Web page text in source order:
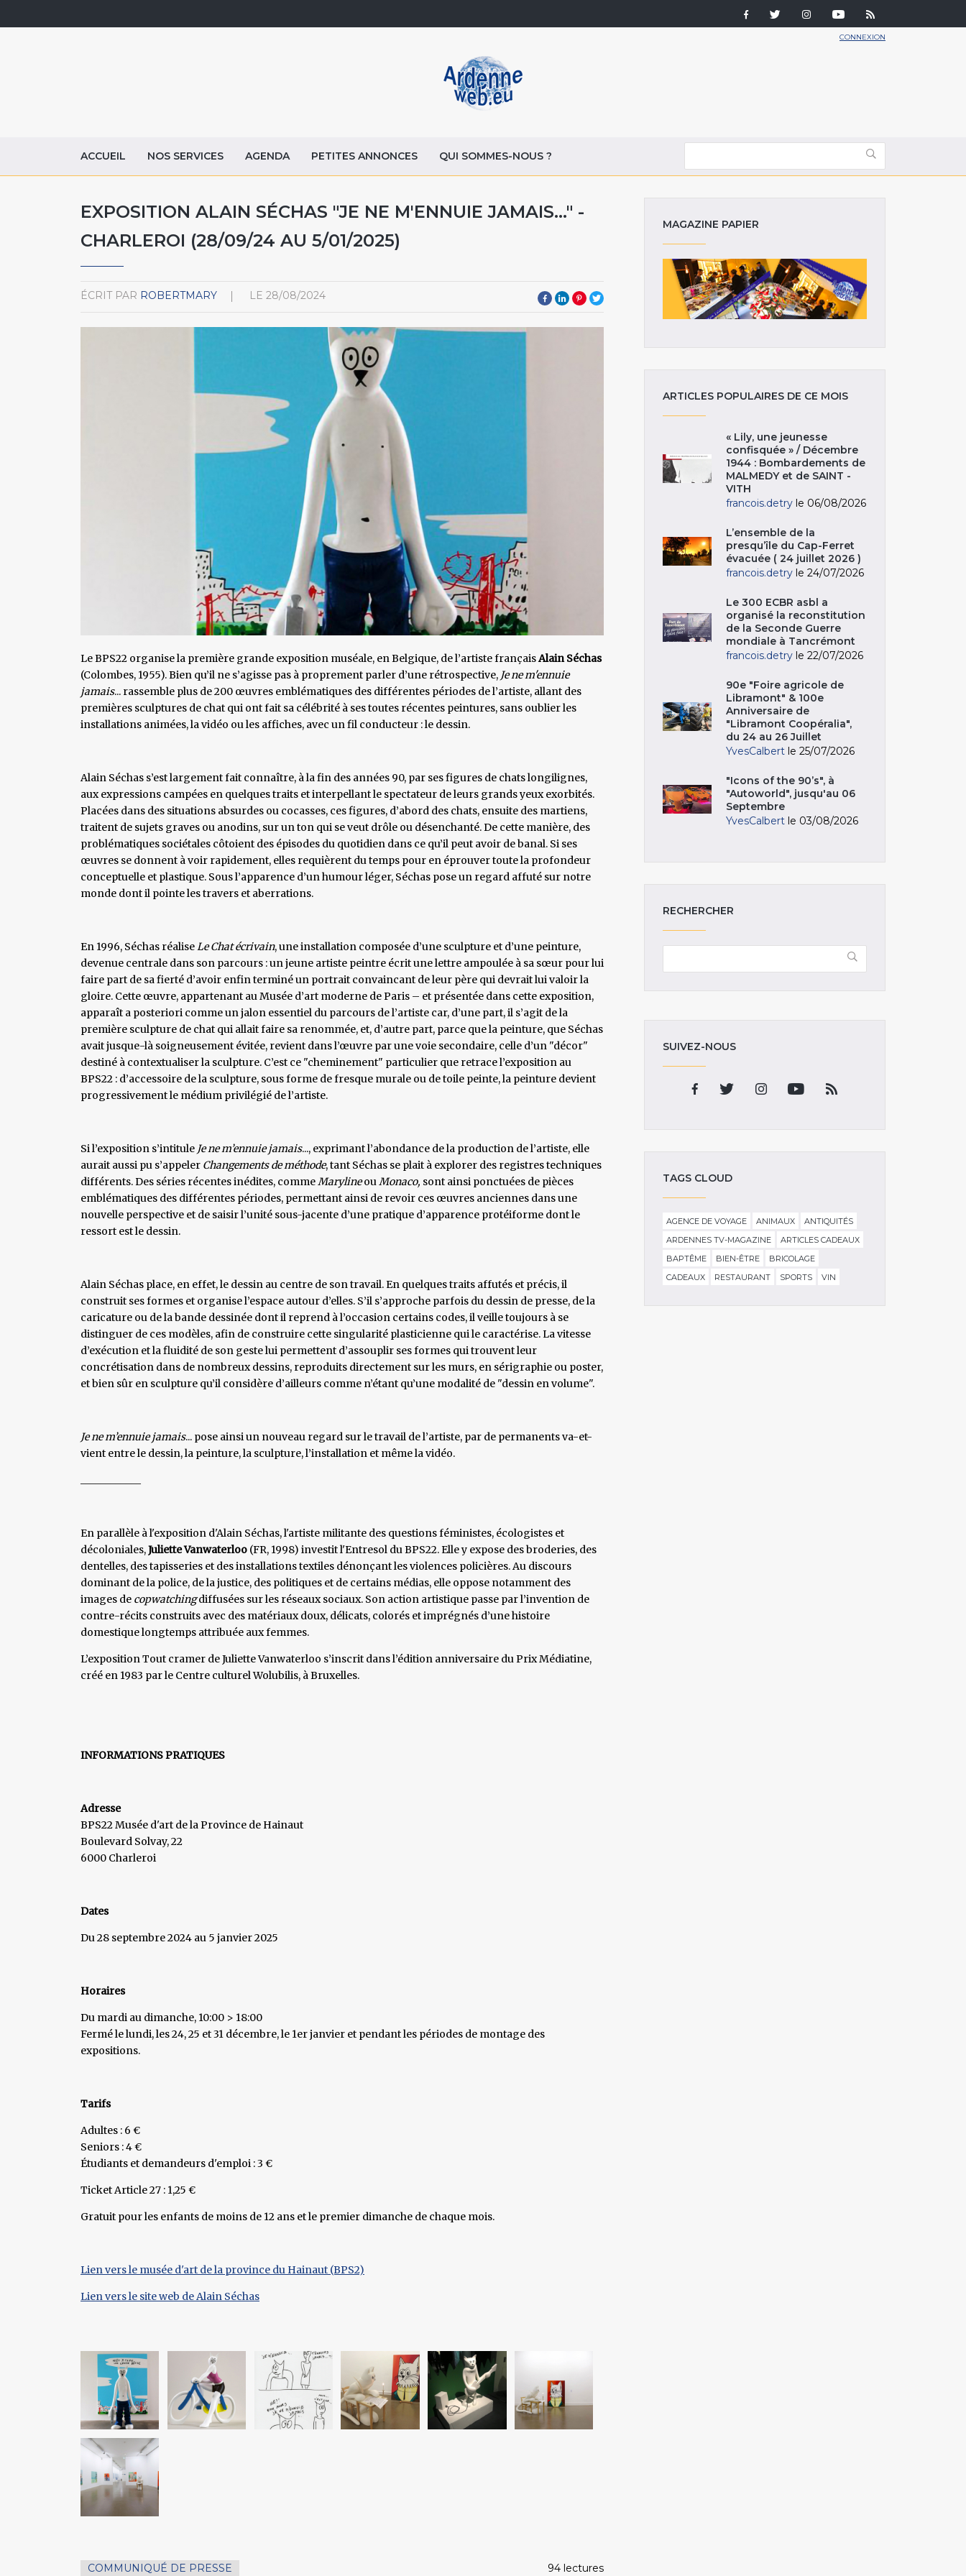
CONNEXION
ACCUEIL NOS SERVICES AGENDA PETITES ANNONCES QUI SOMMES-NOUS ?
EXPOSITION ALAIN SÉCHAS "JE NE M'ENNUIE JAMAIS..." -
CHARLEROI (28/09/24 AU 5/01/2025)
ÉCRIT PAR ROBERTMARY LE 28/08/2024
Le BPS22 organise la première grande exposition muséale, en Belgique, de l’artiste françaisAlain Séchas
(Colombes, 1955). Bien qu’il ne s’agisse pas à proprement parler d’une rétrospective, Je ne m'ennuie
jamais... rassemble plus de 200 œuvres emblématiques des différentes périodes de l’artiste, allant des
premières sculptures de chat qui ont fait sa célébrité à ses toutes récentes peintures, sans oublier les
installations animées, la vidéo ou les affiches, avec un fil conducteur : le dessin.
Alain Séchas s’est largement fait connaître, à la fin des années 90, par ses figures de chats longilignes,
aux expressions campées en quelques traits et interpellant le spectateur de leurs grands yeux exorbités.
Placées dans des situations absurdes ou cocasses, ces figures, d’abord des chats, ensuite des martiens,
traitent de sujets graves ou anodins, sur un ton qui se veut drôle ou désenchanté. De cette manière, des
problématiques sociétales côtoient des épisodes du quotidien dans ce qu’il peut avoir de banal. Si ses
œuvres se donnent à voir rapidement, elles requièrent du temps pour en éprouver toute la profondeur
conceptuelle et plastique. Sous l’apparence d’un humour léger, Séchas pose un regard affuté sur notre
monde dont il pointe les travers et aberrations.
En 1996, Séchas réaliseLe Chat écrivain, une installation composée d’une sculpture et d’une peinture,
devenue centrale dans son parcours : un jeune artiste peintre écrit une lettre ampoulée à sa sœur pour lui
faire part de sa fierté d’avoir enfin terminé un portrait convaincant de leur père qui devrait lui valoir la
gloire. Cette œuvre, appartenant au Musée d’art moderne de Paris – et présentée dans cette exposition,
apparaît a posteriori comme un jalon essentiel du parcours de l’artiste car, d’une part, il s’agit de la
première sculpture de chat qui allait faire sa renommée, et, d’autre part, parce que la peinture, que Séchas
avait jusque-là soigneusement évitée, revient dans l’œuvre par une voie secondaire, celle d’un "décor"
destiné à contextualiser la sculpture. C’est ce "cheminement" particulier que retrace l’exposition au
BPS22 : d’accessoire de la sculpture, sous forme de fresque murale ou de toile peinte, la peinture devient
progressivement le médium privilégié de l’artiste.
Si l’exposition s’intitule Je ne m’ennuie jamais..., exprimant l’abondance de la production de l’artiste, elle
aurait aussi pu s’appeler Changements de méthode, tant Séchas se plait à explorer des registres techniques
différents. Des séries récentes inédites, commeMarylineouMonaco, sont ainsi ponctuées de pièces
emblématiques des différentes périodes, permettant ainsi de revoir ces œuvres anciennes dans une
nouvelle perspective et de saisir l’unité sous-jacente d’une pratique d’apparence protéiforme dont le
ressort est le dessin.
Alain Séchas place, en effet, le dessin au centre de son travail. En quelques traits affutés et précis, il
construit ses formes et organise l’espace autour d’elles. S’il s’approche parfois du dessin de presse, de la
caricature ou de la bande dessinée dont il reprend à l’occasion certains codes, il veille toujours à se
distinguer de ces modèles, afin de construire cette singularité plasticienne qui le caractérise. La vitesse
d’exécution et la fluidité de son geste lui permettent d’assouplir ses formes qui trouvent leur
concrétisation dans de nombreux dessins, reproduits directement sur les murs, en sérigraphie ou poster,
et bien sûr en sculpture qu’il considère d’ailleurs comme n’étant qu’une modalité de "dessin en volume".
Je ne m’ennuie jamais... pose ainsi un nouveau regard sur le travail de l’artiste, par de permanents va-et-
vient entre le dessin, la peinture, la sculpture, l’installation et même la vidéo.
En parallèle à l'exposition d'Alain Séchas, l'artiste militante des questions féministes, écologistes et
décoloniales,Juliette Vanwaterloo (FR, 1998) investit l'Entresol du BPS22. Elle y expose des broderies, des
dentelles, des tapisseries et des installations textiles dénonçant les violences policières. Au discours
dominant de la police, de la justice, des politiques et de certains médias, elle oppose notamment des
images de copwatchingdiffusées sur les réseaux sociaux. Son action artistique passe par l’invention de
contre-récits construits avec des matériaux doux, délicats, colorés et imprégnés d’une histoire
domestique longtemps attribuée aux femmes.
L’exposition Tout cramer de Juliette Vanwaterloo s’inscrit dans l’édition anniversaire du Prix Médiatine,
créé en 1983 par le Centre culturel Wolubilis, à Bruxelles.
INFORMATIONS PRATIQUES
Adresse
BPS22 Musée d'art de la Province de Hainaut
Boulevard Solvay, 22
6000 Charleroi
Dates
Du 28 septembre 2024 au 5 janvier 2025
Horaires
Du mardi au dimanche, 10:00 > 18:00
Fermé le lundi, les 24, 25 et 31 décembre, le 1er janvier et pendant les périodes de montage des
expositions.
Tarifs
Adultes : 6 €
Seniors : 4 €
Étudiants et demandeurs d'emploi : 3 €
Ticket Article 27 : 1,25 €
Gratuit pour les enfants de moins de 12 ans et le premier dimanche de chaque mois.
Lien vers le musée d'art de la province du Hainaut (BPS2)
Lien vers le site web de Alain Séchas
COMMUNIQUÉ DE PRESSE 94 lectures
MAGAZINE PAPIER
ARTICLES POPULAIRES DE CE MOIS
« Lily, une jeunesse
confisquée » / Décembre
1944 : Bombardements de
MALMEDY et de SAINT -
VITH
francois.detry le 06/08/2026
L’ensemble de la
presqu’île du Cap-Ferret
évacuée ( 24 juillet 2026 )
francois.detry le 24/07/2026
Le 300 ECBR asbl a
organisé la reconstitution
de la Seconde Guerre
mondiale à Tancrémont
francois.detry le 22/07/2026
90e "Foire agricole de
Libramont" & 100e
Anniversaire de
"Libramont Coopéralia",
du 24 au 26 Juillet
YvesCalbert le 25/07/2026
"Icons of the 90’s", à
"Autoworld", jusqu'au 06
Septembre
YvesCalbert le 03/08/2026
RECHERCHER
SUIVEZ-NOUS
TAGS CLOUD
AGENCE DE VOYAGE ANIMAUX
ANTIQUITÉS
ARDENNES TV-MAGAZINE
ARTICLES CADEAUX
BAPTÊME
BIEN-ÊTRE
BRICOLAGE
CADEAUX
RESTAURANT SPORTS VIN